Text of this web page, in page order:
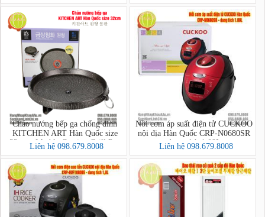
Chảo nướng bếp ga chống dính
KITCHEN ART Hàn Quốc size
32cm - Marble Coating Grill Pan
Liên hệ 098.679.8008
Nồi cơm áp suất điện tử CUCKOO
nội địa Hàn Quốc CRP-N0680SR
dung tích 1.08L
Liên hệ 098.679.8008